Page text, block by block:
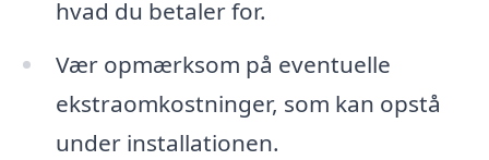
hvad du betaler for.
Vær opmærksom på eventuelle
ekstraomkostninger, som kan opstå
under installationen.